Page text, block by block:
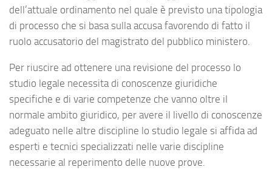
dell’attuale ordinamento nel quale è previsto una tipologia
di processo che si basa sulla accusa favorendo di fatto il
ruolo accusatorio del magistrato del pubblico ministero.
Per riuscire ad ottenere una revisione del processo lo
studio legale necessita di conoscenze giuridiche
specifiche e di varie competenze che vanno oltre il
normale ambito giuridico, per avere il livello di conoscenze
adeguato nelle altre discipline lo studio legale si affida ad
esperti e tecnici specializzati nelle varie discipline
necessarie al reperimento delle nuove prove.